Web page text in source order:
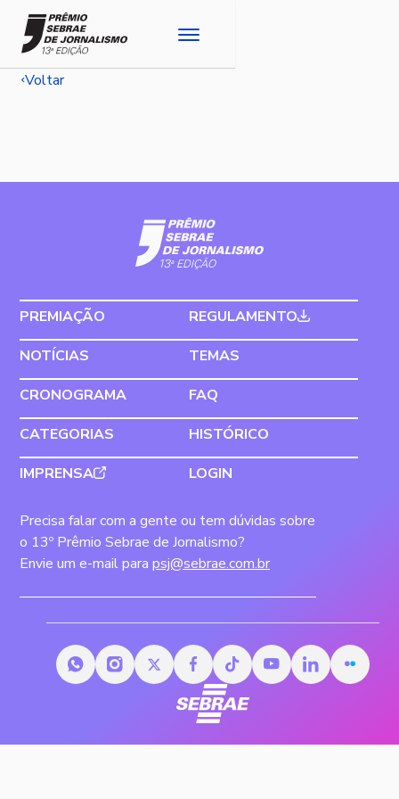
Voltar
PREMIAÇÃO
REGULAMENTO
NOTÍCIAS
TEMAS
CRONOGRAMA
FAQ
CATEGORIAS
HISTÓRICO
IMPRENSA
LOGIN
Precisa falar com a gente ou tem dúvidas sobre
o 13º Prêmio Sebrae de Jornalismo?
Envie um e-mail para psj@sebrae.com.br